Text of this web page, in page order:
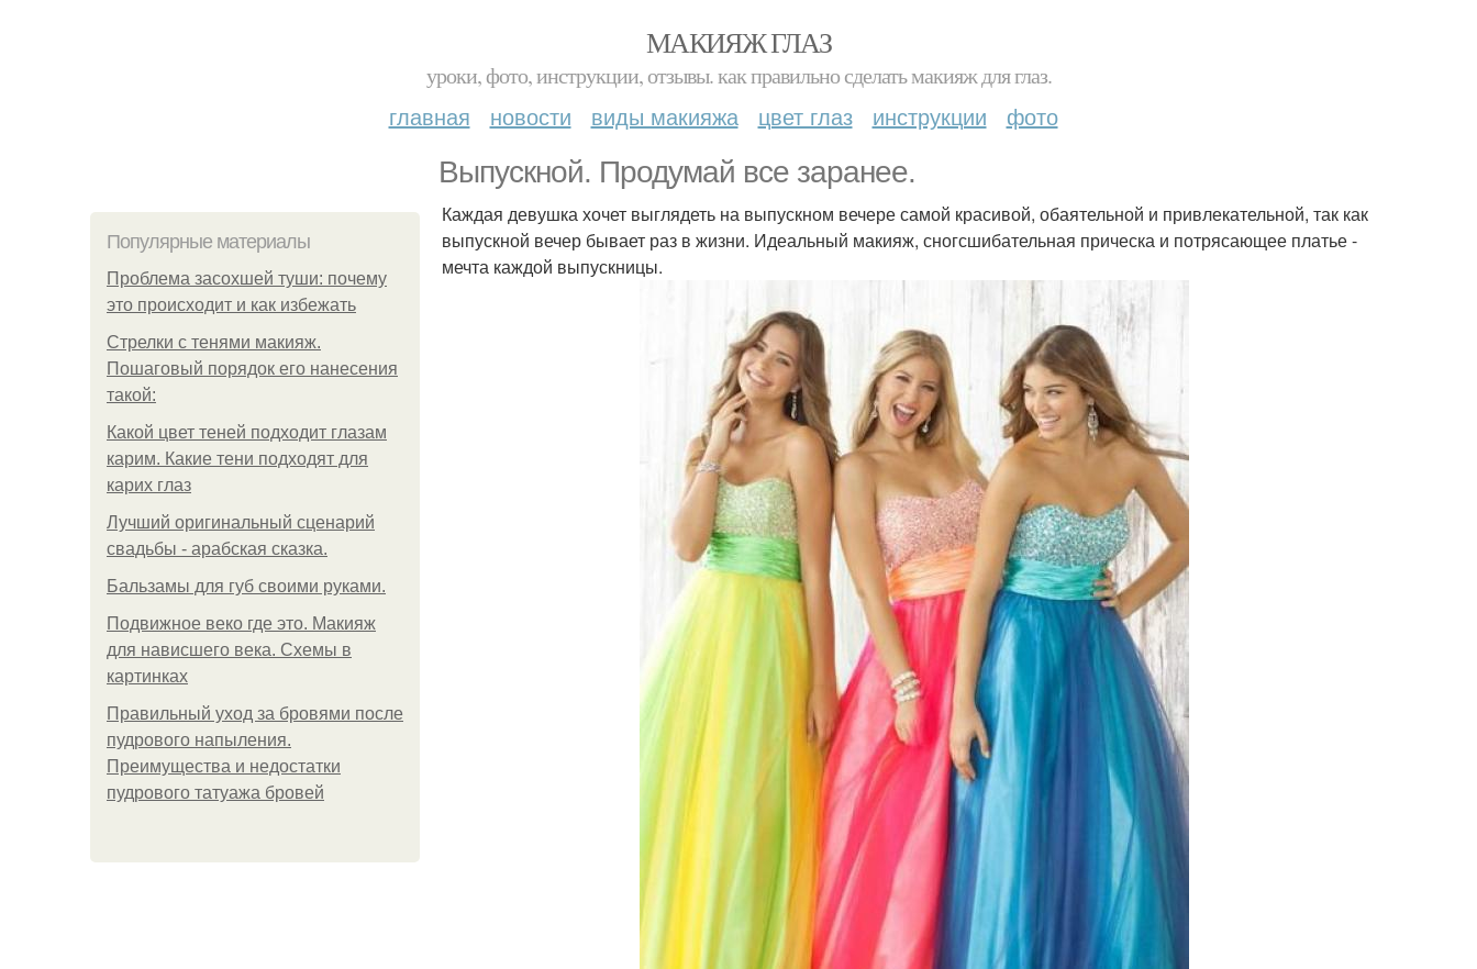
МАКИЯЖ ГЛАЗ
уроки, фото, инструкции, отзывы. как правильно сделать макияж для глаз.
главная новости виды макияжа цвет глаз инструкции фото
Выпускной. Продумай все заранее.
Популярные материалы
Проблема засохшей туши: почему
это происходит и как избежать
Стрелки с тенями макияж.
Пошаговый порядок его нанесения
такой:
Какой цвет теней подходит глазам
карим. Какие тени подходят для
карих глаз
Лучший оригинальный сценарий
свадьбы - арабская сказка.
Бальзамы для губ своими руками.
Подвижное веко где это. Макияж
для нависшего века. Схемы в
картинках
Правильный уход за бровями после
пудрового напыления.
Преимущества и недостатки
пудрового татуажа бровей
Каждая девушка хочет выглядеть на выпускном вечере самой красивой, обаятельной и привлекательной, так как
выпускной вечер бывает раз в жизни. Идеальный макияж, сногсшибательная прическа и потрясающее платье -
мечта каждой выпускницы.